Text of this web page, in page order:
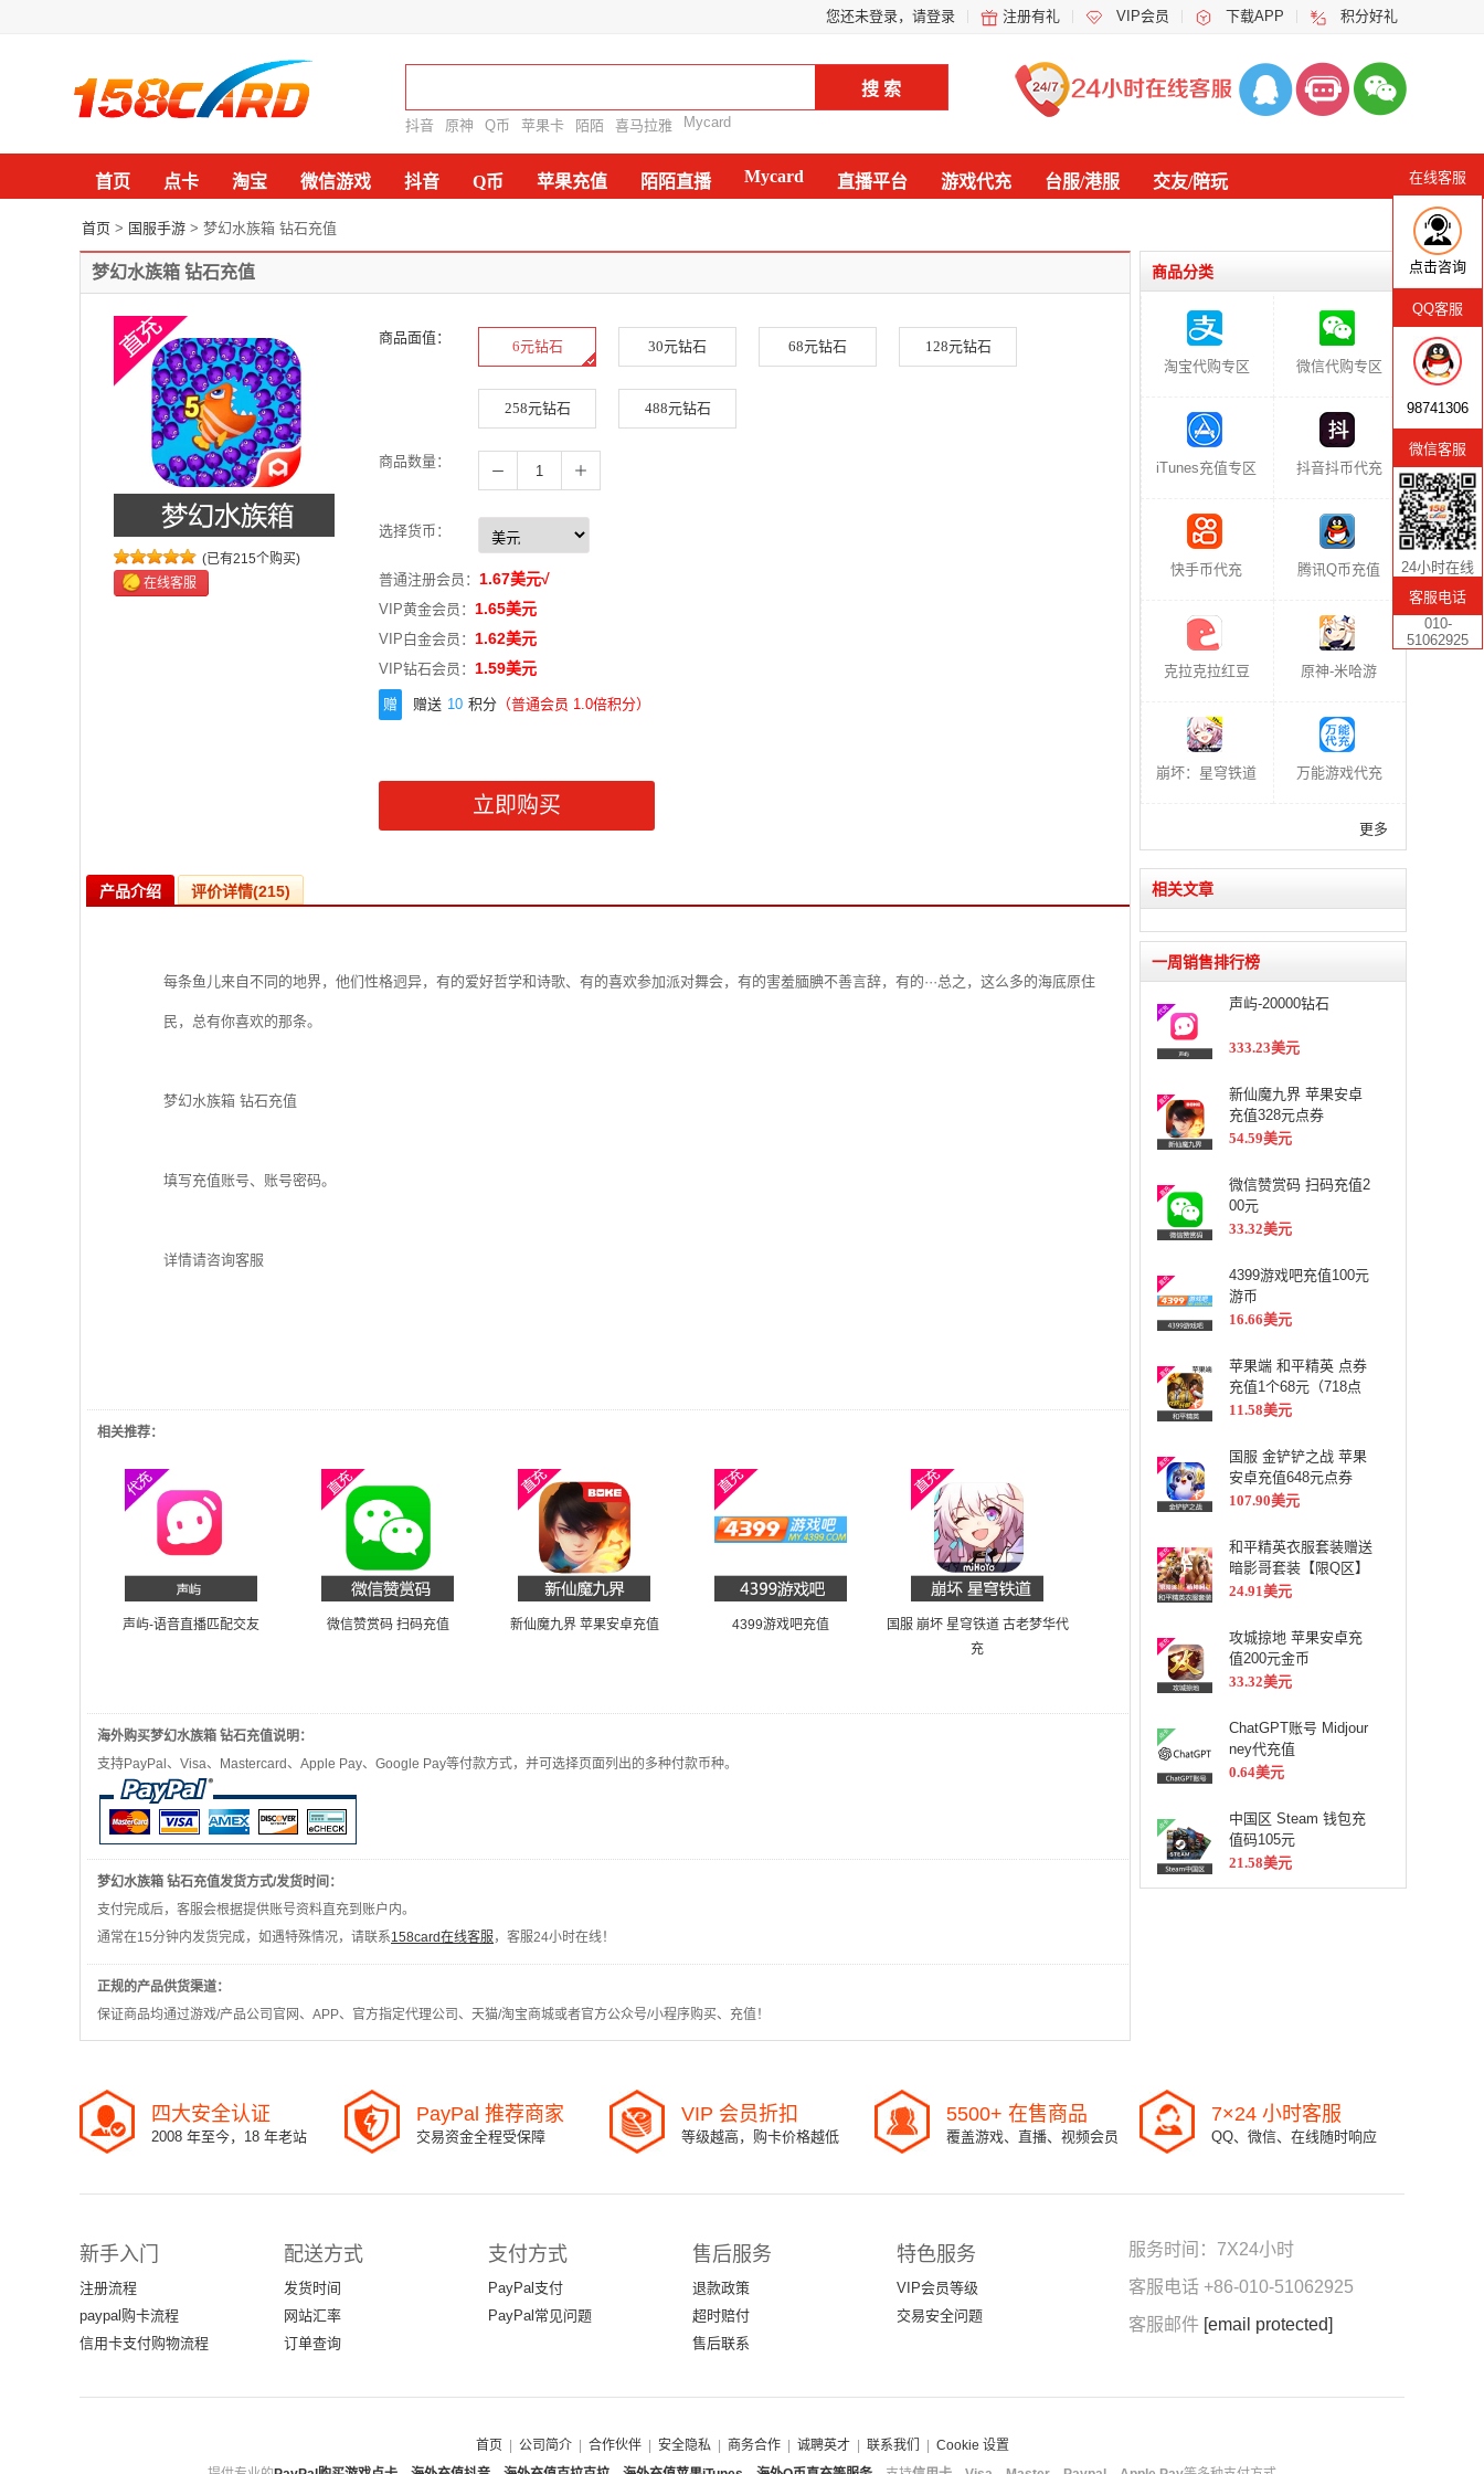
您还未登录，请登录 注册有礼 VIP会员 下载APP 积分好礼
抖音 原神 Q币 苹果卡 陌陌 喜马拉雅 Mycard
首页 点卡 淘宝 微信游戏 抖音 Q币 苹果充值 陌陌直播 Mycard 直播平台 游戏代充 台服/港服 交友/陪玩
首页 > 国服手游 > 梦幻水族箱 钻石充值
商品分类
淘宝代购专区 微信代购专区
iTunes充值专区 抖音抖币代充
快手币代充 腾讯Q币充值
克拉克拉红豆 原神-米哈游
崩坏：星穹铁道 万能游戏代充
更多
相关文章
一周销售排行榜
声屿-20000钻石
333.23美元
新仙魔九界 苹果安卓
充值328元点券
54.59美元
微信赞赏码 扫码充值2
00元
33.32美元
4399游戏吧充值100元
游币
16.66美元
苹果端 和平精英 点券
充值1个68元（718点
券）
11.58美元
国服 金铲铲之战 苹果
安卓充值648元点券
107.90美元
和平精英衣服套装赠送
暗影哥套装【限Q区】
24.91美元
攻城掠地 苹果安卓充
值200元金币
33.32美元
ChatGPT账号 Midjour
ney代充值
0.64美元
中国区 Steam 钱包充
值码105元
21.58美元
梦幻水族箱 钻石充值
(已有215个购买)
在线客服
商品面值：
6元钻石 30元钻石 68元钻石 128元钻石
258元钻石 488元钻石
商品数量：
选择货币：
普通注册会员： 1.67美元√
VIP黄金会员： 1.65美元
VIP白金会员： 1.62美元
VIP钻石会员： 1.59美元
赠 赠送 10 积分 （普通会员 1.0倍积分）
产品介绍 评价详情(215)
每条鱼儿来自不同的地界，他们性格迥异，有的爱好哲学和诗歌、有的喜欢参加派对舞会，有的害羞腼腆不善言辞，有的···总之，这么多的海底原住
民，总有你喜欢的那条。
梦幻水族箱 钻石充值
填写充值账号、账号密码。
详情请咨询客服
相关推荐：
声屿-语音直播匹配交友 微信赞赏码 扫码充值 新仙魔九界 苹果安卓充值 4399游戏吧充值
国服 崩坏 星穹铁道 古老梦华代
充
海外购买梦幻水族箱 钻石充值说明：
支持PayPal、Visa、Mastercard、Apple Pay、Google Pay等付款方式，并可选择页面列出的多种付款币种。
梦幻水族箱 钻石充值发货方式/发货时间：
支付完成后，客服会根据提供账号资料直充到账户内。
通常在15分钟内发货完成，如遇特殊情况，请联系158card在线客服，客服24小时在线！
正规的产品供货渠道：
保证商品均通过游戏/产品公司官网、APP、官方指定代理公司、天猫/淘宝商城或者官方公众号/小程序购买、充值！
四大安全认证
2008 年至今，18 年老站
PayPal 推荐商家
交易资金全程受保障
VIP 会员折扣
等级越高，购卡价格越低
5500+ 在售商品
覆盖游戏、直播、视频会员
7×24 小时客服
QQ、微信、在线随时响应
新手入门
注册流程
paypal购卡流程
信用卡支付购物流程
配送方式
发货时间
网站汇率
订单查询
支付方式
PayPal支付
PayPal常见问题
售后服务
退款政策
超时赔付
售后联系
特色服务
VIP会员等级
交易安全问题
服务时间：7X24小时
客服电话 +86-010-51062925
客服邮件 [email protected]
首页 公司简介| 合作伙伴| 安全隐私| 商务合作| 诚聘英才| 联系我们
Cookie 设置
在线客服
点击咨询
QQ客服
98741306
微信客服
24小时在线
客服电话
010-
51062925